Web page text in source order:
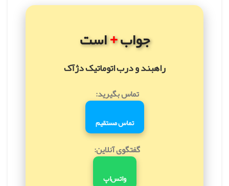
جواب+است
راهبند و درب اتوماتیک دژآک
تماس بگیرید:
تماس مستقیم
گفتگوی آنلاین:
واتس‌اپ